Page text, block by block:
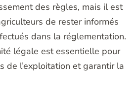
des règles, mais il est
de rester informés
dans la réglementation.
légale est essentielle pour
de l’exploitation et garantir la